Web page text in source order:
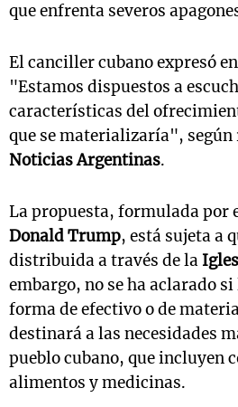
que enfrenta severos
El canciller cubano expresó
"Estamos dispuestos a
características del
que se materializaría",
Noticias Argentinas.
La propuesta, formulada por
Donald Trump, está sujeta a
distribuida a través de la
embargo, no se ha aclarado
forma de efectivo o de
destinará a las necesidades
pueblo cubano, que incluyen
alimentos y medicinas.